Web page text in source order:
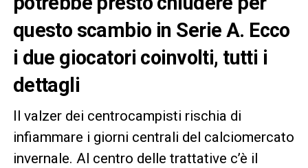
questo scambio in Serie A. Ecco
i due giocatori coinvolti, tutti i
dettagli
Il valzer dei centrocampisti rischia di
infiammare i giorni centrali del calciomercato
invernale. Al centro delle trattative c’è il